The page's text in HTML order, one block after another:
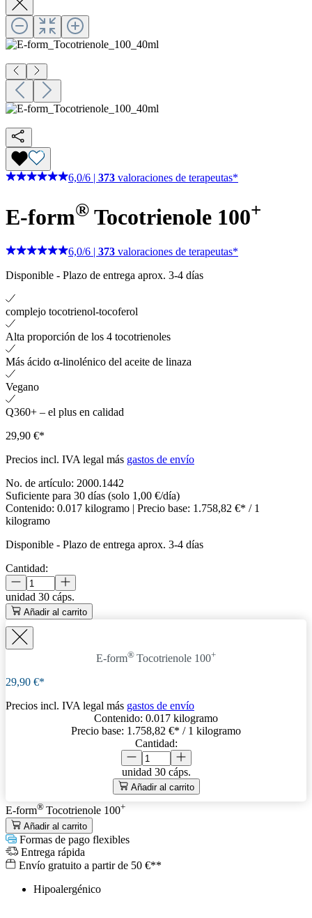
6,0/6 373 valoraciones de terapeutas*
E-form® Tocotrienole 100+
6,0/6 | 373 valoraciones de terapeutas*
Disponible - Plazo de entrega aprox. 3-4 días
complejo tocotrienol-tocoferol
Alta proporción de los 4 tocotrienoles
Más ácido α-linolénico del aceite de linaza
Vegano
Q360+ – el plus en calidad
29,90 €*
Precios incl. IVA legal más gastos de envío
No. de artículo: 2000.1442
Suficiente para 30 días (solo 1,00 €/día)
Contenido: 0.017 kilogramo | Precio base: 1.758,82 €* / 1
kilogramo
Disponible - Plazo de entrega aprox. 3-4 días
Cantidad:
unidad 30 cáps.
Añadir al carrito
E-form® Tocotrienole 100+
29,90 €*
Precios incl. IVA legal más gastos de envío
Contenido: 0.017 kilogramo
Precio base: 1.758,82 €* / 1 kilogramo
Cantidad:
unidad 30 cáps.
Añadir al carrito
E-form® Tocotrienole 100+
Añadir al carrito
Formas de pago flexibles
Entrega rápida
Envío gratuito a partir de 50 €**
Hipoalergénico